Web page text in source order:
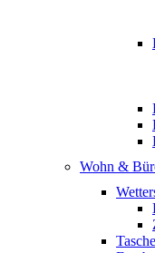
Wohn &